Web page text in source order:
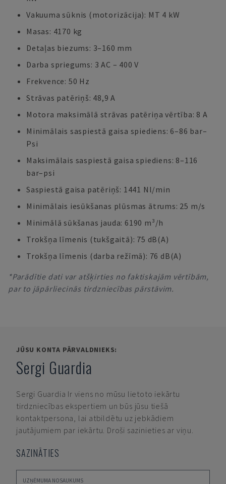
Vakuuma sūknis (motorizācija): MT 4 kW
Masas: 4170 kg
Detaļas biezums: 3–160 mm
Darba spriegums: 3 AC – 400 V
Frekvence: 50 Hz
Strāvas patēriņš: 48,9 A
Motora maksimālā strāvas patēriņa vērtība: 8 A
Minimālais saspiestā gaisa spiediens: 6–86 bar–
Psi
Maksimālais saspiestā gaisa spiediens: 8–116
bar–psi
Saspiestā gaisa patēriņš: 1441 Nl/min
Minimālais iesūkšanas plūsmas ātrums: 25 m/s
Minimālā sūkšanas jauda: 6190 m³/h
Trokšņa līmenis (tukšgaitā): 75 dB(A)
Trokšņa līmenis (darba režīmā): 76 dB(A)
*Parādītie dati var atšķirties no faktiskajām vērtībām,
par to jāpārliecinās tirdzniecības pārstāvim.
JŪSU KONTA PĀRVALDNIEKS:
Sergi Guardia
Sergi Guardia Ir viens no mūsu lietoto iekārtu
tirdzniecības ekspertiem un būs jūsu tiešā
kontaktpersona, lai atbildētu uz jebkādiem
jautājumiem par iekārtu. Droši sazinieties ar viņu.
SAZINĀTIES